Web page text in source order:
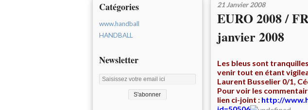
Catégories
www.handball
HANDBALL
Newsletter
21 Janvier 2008
EURO 2008 /
janvier 2008
Les bleus sont
venir tout en étant
Laurent Busselier 0/1,
Pour voir les
lien ci-joint : http://